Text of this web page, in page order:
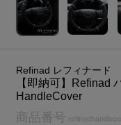
Refinad レフィナード
【即納可】Refinad
HandleCover
商品番号